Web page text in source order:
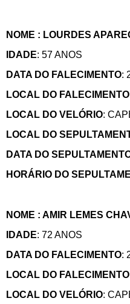
NOME : LOURDES
IDADE: 57 ANOS
DATA DO FALECIMENTO:
LOCAL DO FALECIMENTO
LOCAL DO VELÓRIO:
LOCAL DO
DATA DO
HORÁRIO DO
NOME : AMIR LEMES
IDADE: 72 ANOS
DATA DO FALECIMENTO:
LOCAL DO FALECIMENTO
LOCAL DO VELÓRIO: